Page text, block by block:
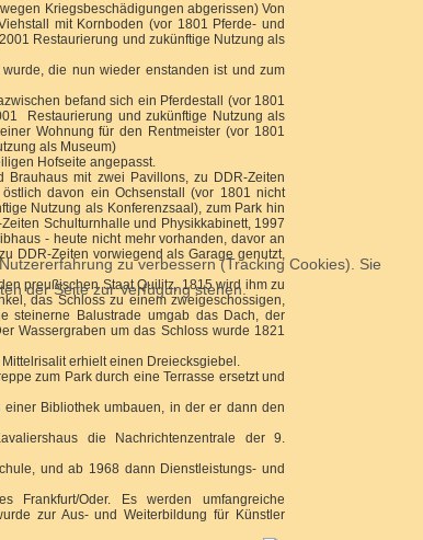
Kriegsbeschädigungen abgerissen) Von
mit Kornboden (vor 1801 Pferde- und
Restaurierung und zukünftige Nutzung als
die nun wieder enstanden ist und zum
befand sich ein Pferdestall (vor 1801
Restaurierung und zukünftige Nutzung als
Wohnung für den Rentmeister (vor 1801
als Museum)
Hofseite angepasst.
mit zwei Pavillons, zu DDR-Zeiten
davon ein Ochsenstall (vor 1801 nicht
Nutzung als Konferenzsaal), zum Park hin
Schulturnhalle und Physikkabinett, 1997
- heute nicht mehr vorhanden, davor an
DDR-Zeiten vorwiegend als Garage genutzt,
preußischen Staat Quilitz, 1815 wird ihm zu
das Schloss zu einem zweigeschossigen,
steinerne Balustrade umgab das Dach, der
Wassergraben um das Schloss wurde 1821
erhielt einen Dreiecksgiebel.
zum Park durch eine Terrasse ersetzt und
Bibliothek umbauen, in der er dann den
die Nachrichtenzentrale der 9.
und ab 1968 dann Dienstleistungs- und
Oder. Es werden umfangreiche
zur Aus- und Weiterbildung für Künstler
zu verbessern (Tracking Cookies). Sie
der Seite zur Verfügung stehen.